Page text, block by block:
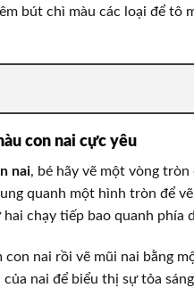
bút chì màu các loại để tô
con nai cực yêu
nai, bé hãy vẽ một vòng
quanh một hình tròn để
chạy tiếp bao quanh phía
nai rồi vẽ mũi nai bằng
nai để biểu thị sự tỏa